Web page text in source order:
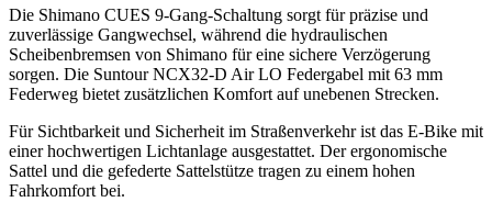
Die Shimano CUES 9-Gang-Schaltung sorgt für präzise und
zuverlässige Gangwechsel, während die hydraulischen
Scheibenbremsen von Shimano für eine sichere Verzögerung
sorgen. Die Suntour NCX32-D Air LO Federgabel mit 63 mm
Federweg bietet zusätzlichen Komfort auf unebenen Strecken.
Für Sichtbarkeit und Sicherheit im Straßenverkehr ist das E-Bike mit
einer hochwertigen Lichtanlage ausgestattet. Der ergonomische
Sattel und die gefederte Sattelstütze tragen zu einem hohen
Fahrkomfort bei.